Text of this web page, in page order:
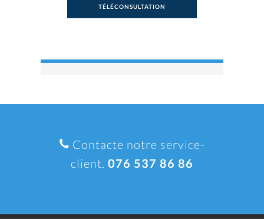
TÉLÉCONSULTATION
Contacte notre service-
client. 076 537 86 86